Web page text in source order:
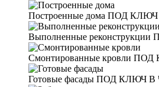
Построенные дома ПОД КЛЮЧ
Выполненные реконструкции
Смонтированные кровли ПОД
Готовые фасады ПОД КЛЮЧ В